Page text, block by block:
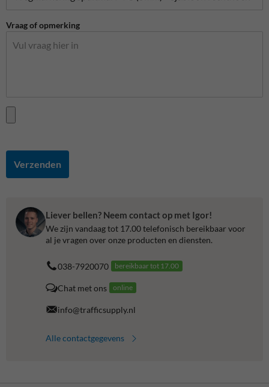
Vraag of opmerking
Verzenden
Liever bellen? Neem contact op met Igor!
We zijn vandaag tot 17.00 telefonisch bereikbaar voor
al je vragen over onze producten en diensten.
038-7920070 bereikbaar tot 17.00
Chat met ons online
info@trafficsupply.nl
Alle contactgegevens